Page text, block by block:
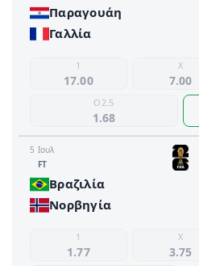
Παραγουάη
Γαλλία
1
17.00
X
7.00
O2.5
1.68
5 Ιουλ
FΤ
Βραζιλία
Νορβηγία
1
1.77
X
3.75